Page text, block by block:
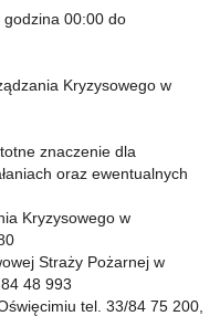
00:00 do
Kryzysowego w
znaczenie dla
oraz ewentualnych
Kryzysowego w
Straży Pożarnej w
48 993
tel. 33/84 75 200,